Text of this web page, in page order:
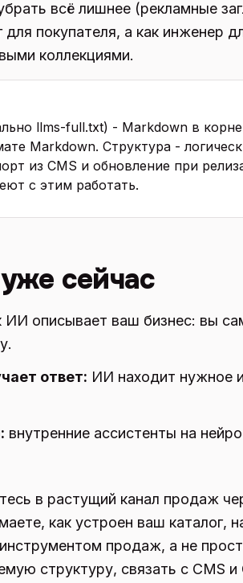
всё лишнее (рекламные
для покупателя, а как инженер
коллекциями.
llms-full.txt) - Markdown в корне
Markdown. Структура -
из CMS и обновление при
с этим работать.
сейчас
ИИ описывает ваш бизнес: вы
ответ: ИИ находит нужное
внутренние ассистенты на
в растущий канал продаж
как устроен ваш каталог,
продаж, а не
структуру, связать с CMS